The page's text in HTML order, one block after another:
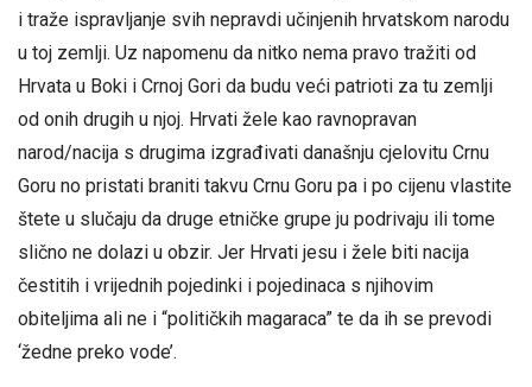
i traže ispravljanje svih nepravdi učinjenih hrvatskom narodu
u toj zemlji. Uz napomenu da nitko nema pravo tražiti od
Hrvata u Boki i Crnoj Gori da budu veći patrioti za tu zemlji
od onih drugih u njoj. Hrvati žele kao ravnopravan
narod/nacija s drugima izgrađivati današnju cjelovitu Crnu
Goru no pristati braniti takvu Crnu Goru pa i po cijenu vlastite
štete u slučaju da druge etničke grupe ju podrivaju ili tome
slično ne dolazi u obzir. Jer Hrvati jesu i žele biti nacija
čestitih i vrijednih pojedinki i pojedinaca s njihovim
obiteljima ali ne i “političkih magaraca” te da ih se prevodi
‘žedne preko vode’.